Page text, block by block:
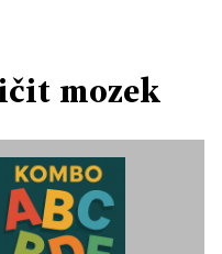
mozek